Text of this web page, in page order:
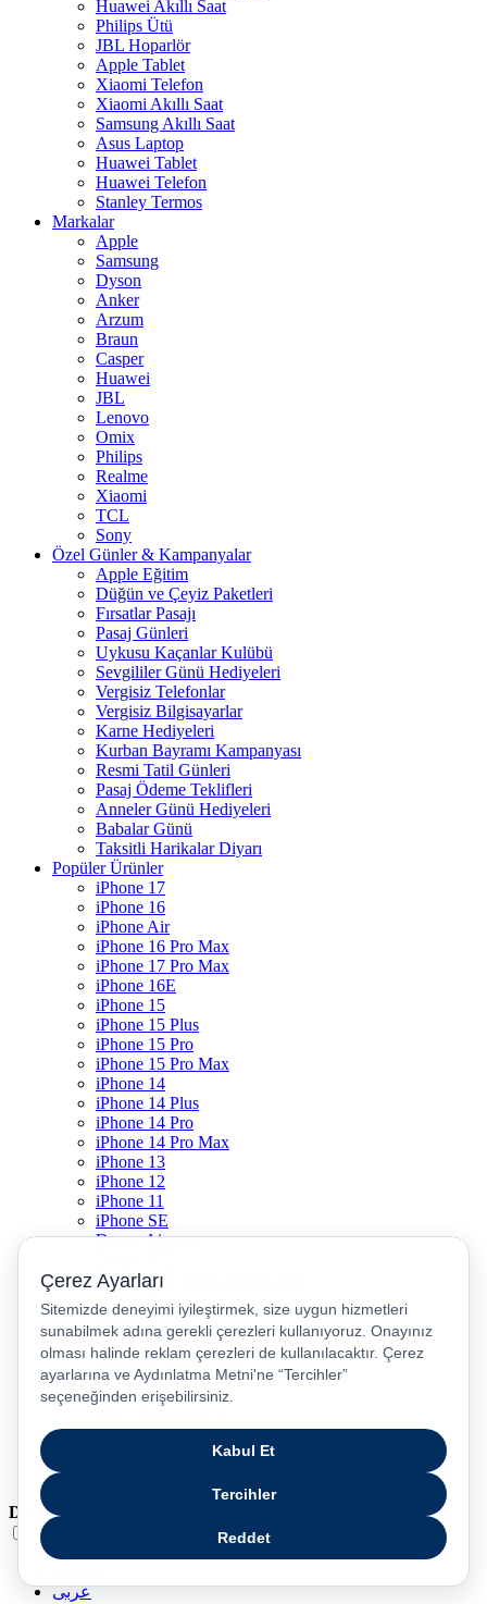
Huawei Akıllı Saat
Philips Ütü
JBL Hoparlör
Apple Tablet
Xiaomi Telefon
Xiaomi Akıllı Saat
Samsung Akıllı Saat
Asus Laptop
Huawei Tablet
Huawei Telefon
Stanley Termos
Markalar
Apple
Samsung
Dyson
Anker
Arzum
Braun
Casper
Huawei
JBL
Lenovo
Omix
Philips
Realme
Xiaomi
TCL
Sony
Özel Günler & Kampanyalar
Apple Eğitim
Düğün ve Çeyiz Paketleri
Fırsatlar Pasajı
Pasaj Günleri
Uykusu Kaçanlar Kulübü
Sevgililer Günü Hediyeleri
Vergisiz Telefonlar
Vergisiz Bilgisayarlar
Karne Hediyeleri
Kurban Bayramı Kampanyası
Resmi Tatil Günleri
Pasaj Ödeme Teklifleri
Anneler Günü Hediyeleri
Babalar Günü
Taksitli Harikalar Diyarı
Popüler Ürünler
iPhone 17
iPhone 16
iPhone Air
iPhone 16 Pro Max
iPhone 17 Pro Max
iPhone 16E
iPhone 15
iPhone 15 Plus
iPhone 15 Pro
iPhone 15 Pro Max
iPhone 14
iPhone 14 Plus
iPhone 14 Pro
iPhone 14 Pro Max
iPhone 13
iPhone 12
iPhone 11
iPhone SE
Dyson Airwrap
Dyson V15 Detect Submarine
Dyson V12
Dyson V8
Samsung Galaxy S25
Samsung Galaxy S25 Ultra
PS5 / Playstation 5
Dil
Türkçe
عربى